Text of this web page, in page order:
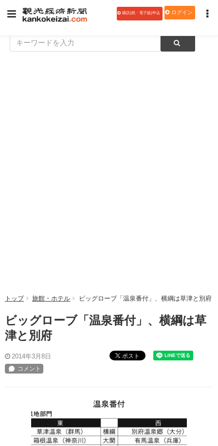
購読(紙・電子版)申込 ログイン
トップ 旅館・ホテル ビッグローブ「温泉番付」、横綱は草津と別府
ビッグローブ「温泉番付」、横綱は草
津と別府
2014年3月8日 ポスト